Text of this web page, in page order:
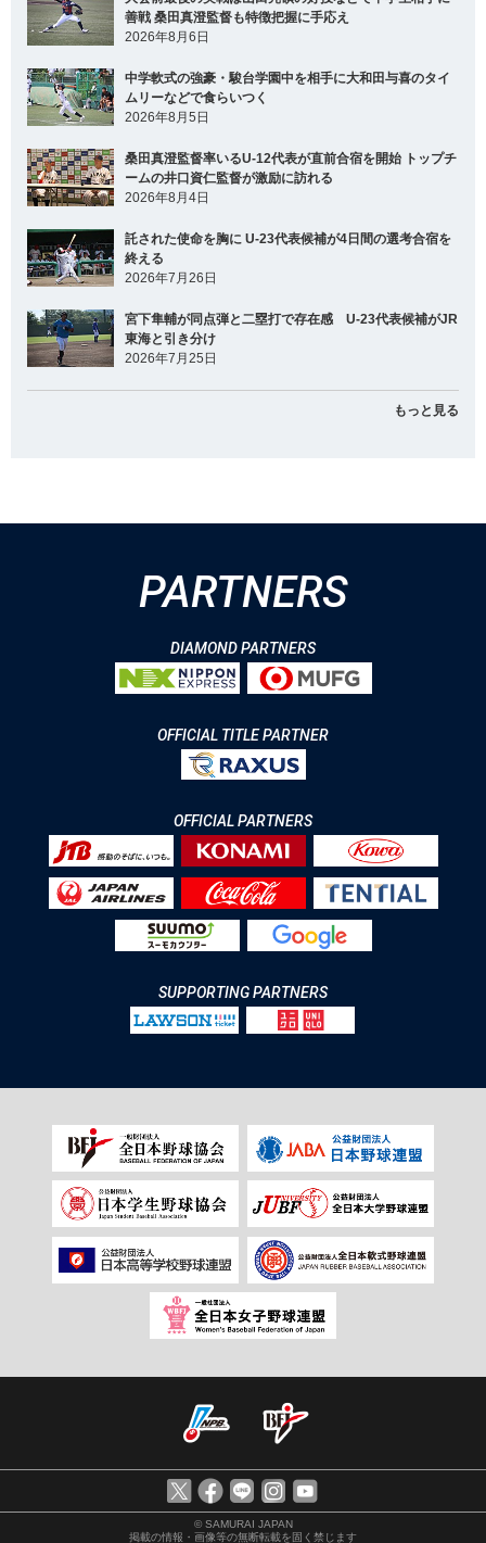
善戦 桑田真澄監督も特徴把握に手応え
2026年8月6日
中学軟式の強豪・駿台学園中を相手に大和田与喜のタイ
ムリーなどで食らいつく
2026年8月5日
桑田真澄監督率いるU-12代表が直前合宿を開始 トップチ
ームの井口資仁監督が激励に訪れる
2026年8月4日
託された使命を胸に U-23代表候補が4日間の選考合宿を
終える
2026年7月26日
宮下隼輔が同点弾と二塁打で存在感 U-23代表候補がJR
東海と引き分け
2026年7月25日
もっと見る
PARTNERS
DIAMOND PARTNERS
OFFICIAL TITLE PARTNER
OFFICIAL PARTNERS
SUPPORTING PARTNERS
© SAMURAI JAPAN
掲載の情報・画像等の無断転載を固く禁じます